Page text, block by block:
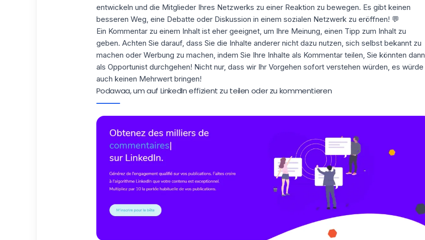
entwickeln und die Mitglieder Ihres Netzwerks zu einer Reaktion zu bewegen. Es gibt keinen
besseren Weg, eine Debatte oder Diskussion in einem sozialen Netzwerk zu eröffnen! 💬
Ein Kommentar zu einem Inhalt ist eher geeignet, um Ihre Meinung, einen Tipp zum Inhalt zu
geben. Achten Sie darauf, dass Sie die Inhalte anderer nicht dazu nutzen, sich selbst bekannt zu
machen oder Werbung zu machen, indem Sie Ihre Inhalte als Kommentar teilen, Sie könnten dann
als Opportunist durchgehen! Nicht nur, dass wir Ihr Vorgehen sofort verstehen würden, es würde
auch keinen Mehrwert bringen!
Podawaa, um auf LinkedIn effizient zu teilen oder zu kommentieren